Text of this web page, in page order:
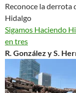
Reconoce la derrota
Hidalgo
Sigamos Haciendo
en tres
R. González y S.